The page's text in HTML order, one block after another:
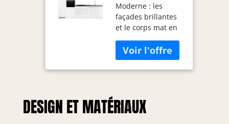
électroménager
en blanc
brillant -
Cuisine
intégrée
spacieuse avec
beaucoup de
320 x 200 x 60
cm (L/H/P)
Moderne : les
façades brillantes
et le corps mat en
s'harmonisent
parfaitement avec
les plans de travail
argentées
complètent
DESIGN ET MATÉRIAUX